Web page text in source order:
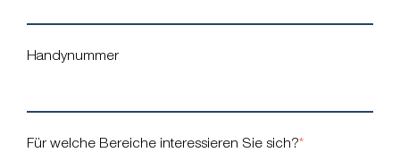
Handynummer
Für welche Bereiche interessieren Sie sich?*